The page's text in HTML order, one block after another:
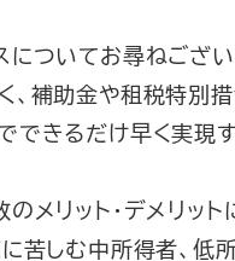
ついてお尋ねござ
補助金や租税特別措
できるだけ早く実現
メリット・デメリッ
苦しむ中所得者、低